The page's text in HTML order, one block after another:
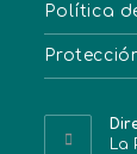
Política
La